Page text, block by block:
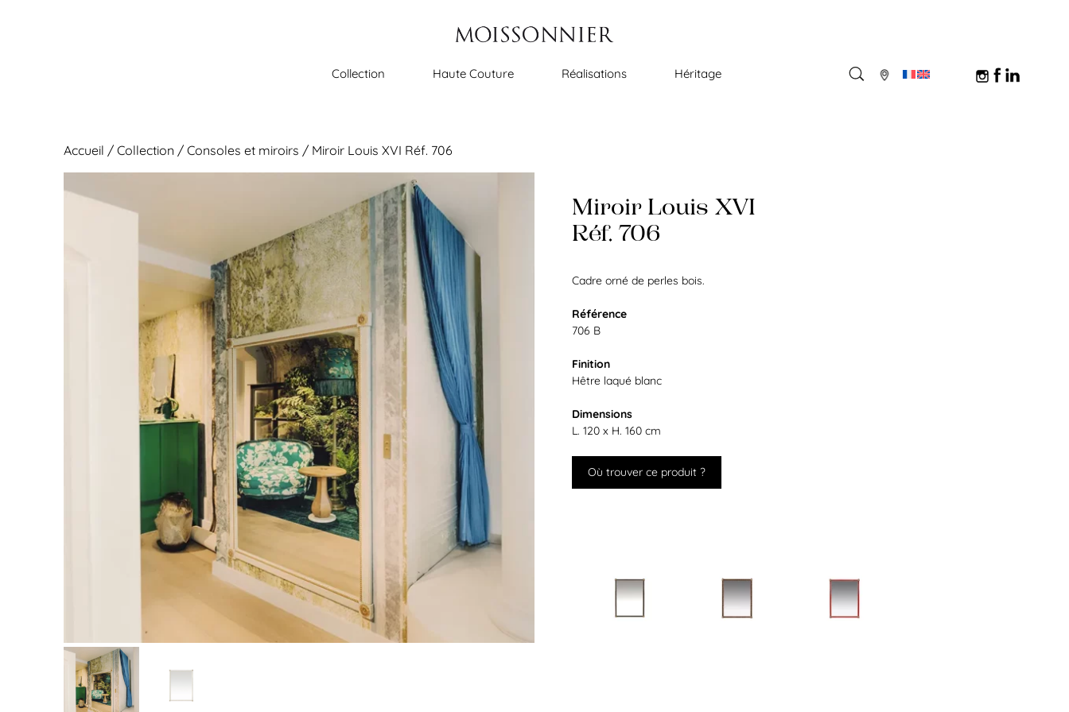
Collection Haute Couture Réalisations Héritage
Accueil /Collection /Consoles et miroirs / Miroir Louis XVI Réf. 706
Miroir Louis XVI
Réf. 706
Cadre orné de perles bois.
Référence
706 B
Finition
Hêtre laqué blanc
Dimensions
L. 120 x H. 160 cm
Où trouver ce produit ?